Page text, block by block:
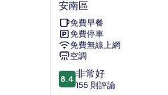
那
汽
車
旅
宿
安
南
安南區
免費早餐
免費停車
免費無線上網
空調
8.4
分，
8.4 非常好
155 則評論